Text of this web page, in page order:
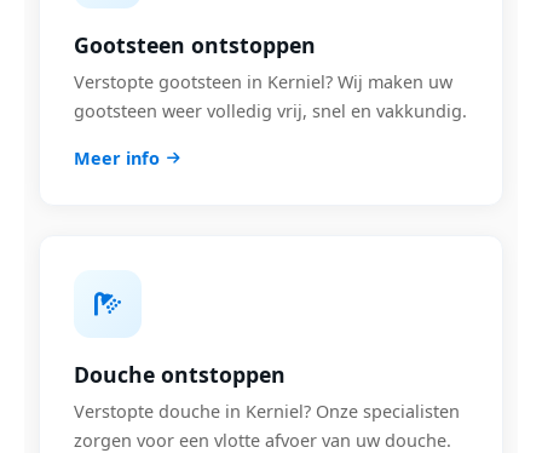
Gootsteen ontstoppen
Verstopte gootsteen in Kerniel? Wij maken uw
gootsteen weer volledig vrij, snel en vakkundig.
Meer info
Douche ontstoppen
Verstopte douche in Kerniel? Onze specialisten
zorgen voor een vlotte afvoer van uw douche.